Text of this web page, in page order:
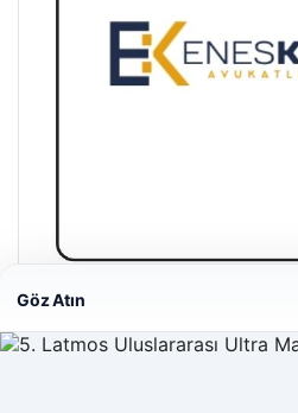
Enes Kaplan Avukatlık Bürosu
28/04/2026
Göz Atın